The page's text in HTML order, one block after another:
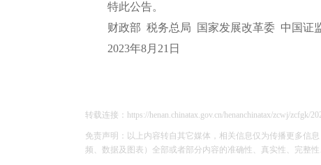
特此公告。
财政部 税务总局 国家发展改革委 中国证
2023年8月21日
转载连接：https://henan.chinatax.gov.cn/henanchinatax/zcwj/zcfgk/
免责声明：以上内容转自其它媒体，相关信息仅为传播更多信
频、数据及图表）全部或者部分内容的准确性、真实性、完整